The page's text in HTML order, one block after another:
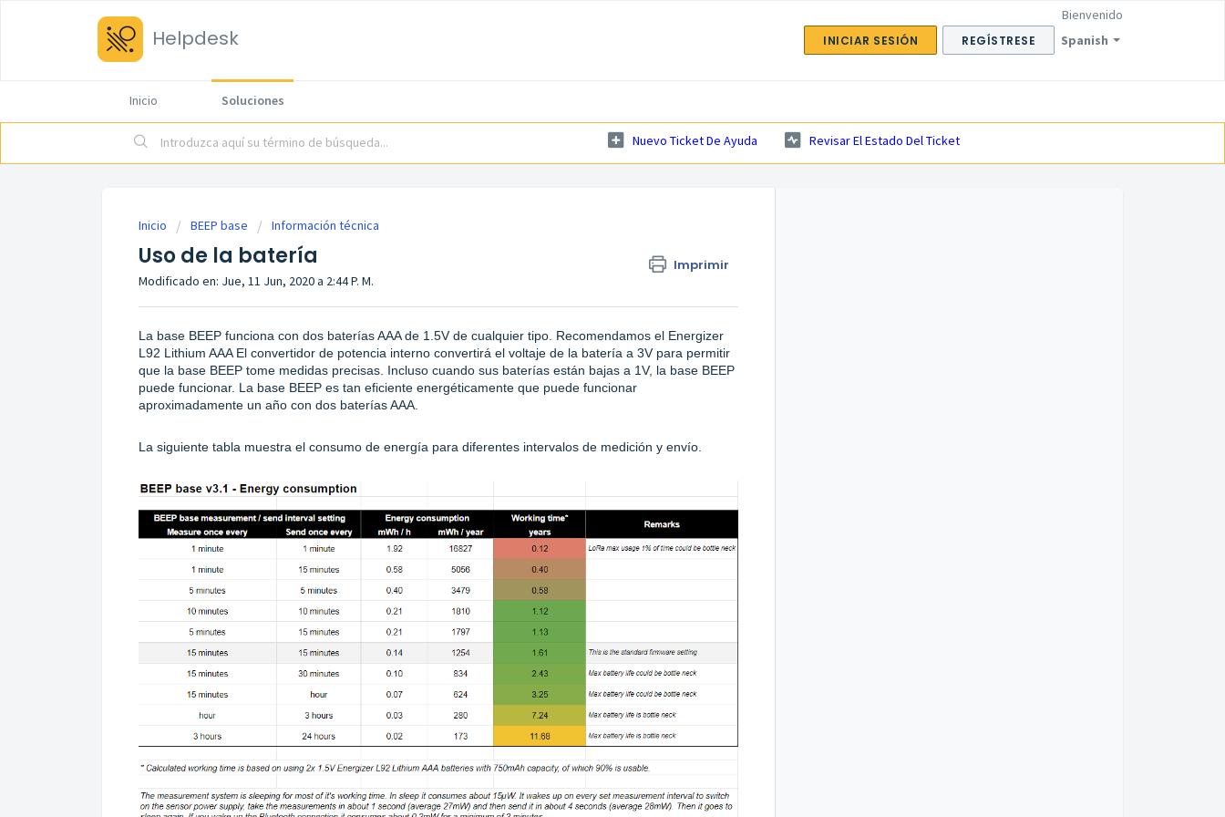
Helpdesk Spanish
Bienvenido
INICIAR SESIÓN REGÍSTRESE
Inicio Soluciones
Nuevo Ticket De Ayuda Revisar El Estado Del Ticket
Inicio BEEP base Información técnica
Uso de la batería Imprimir
Modificado en: Jue, 11 Jun, 2020 a 2:44 P. M.
La base BEEP funciona con dos baterías AAA de 1.5V de cualquier tipo. Recomendamos el Energizer
L92 Lithium AAA El convertidor de potencia interno convertirá el voltaje de la batería a 3V para permitir
que la base BEEP tome medidas precisas. Incluso cuando sus baterías están bajas a 1V, la base BEEP
puede funcionar. La base BEEP es tan eficiente energéticamente que puede funcionar
aproximadamente un año con dos baterías AAA.
La siguiente tabla muestra el consumo de energía para diferentes intervalos de medición y envío.